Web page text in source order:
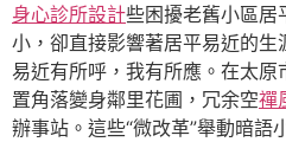
身心診所設計些困擾老舊小區居
小，卻直接影響著居平易近的
易近有所呼，我有所應。在太原
置角落變身鄰里花圃，冗余空禪
辦事站。這些“微改革”舉動暗語